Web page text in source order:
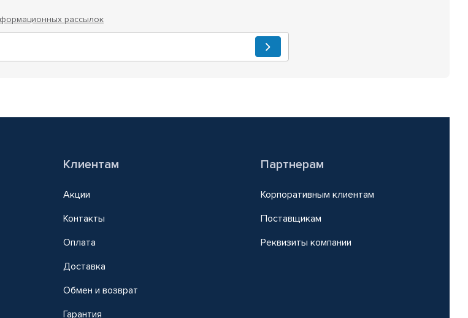
рассылок
Клиентам
Акции
Контакты
Оплата
Доставка
Обмен и возврат
Гарантия
Партнерам
Корпоративным клиентам
Поставщикам
Реквизиты компании